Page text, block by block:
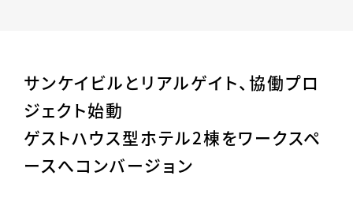
サンケイビルとリアルゲイト、協働プロ
ジェクト始動
ゲストハウス型ホテル2棟をワークスペ
ースへコンバージョン
Business
For Owner
Works
Company
Career/Recruit
Movies